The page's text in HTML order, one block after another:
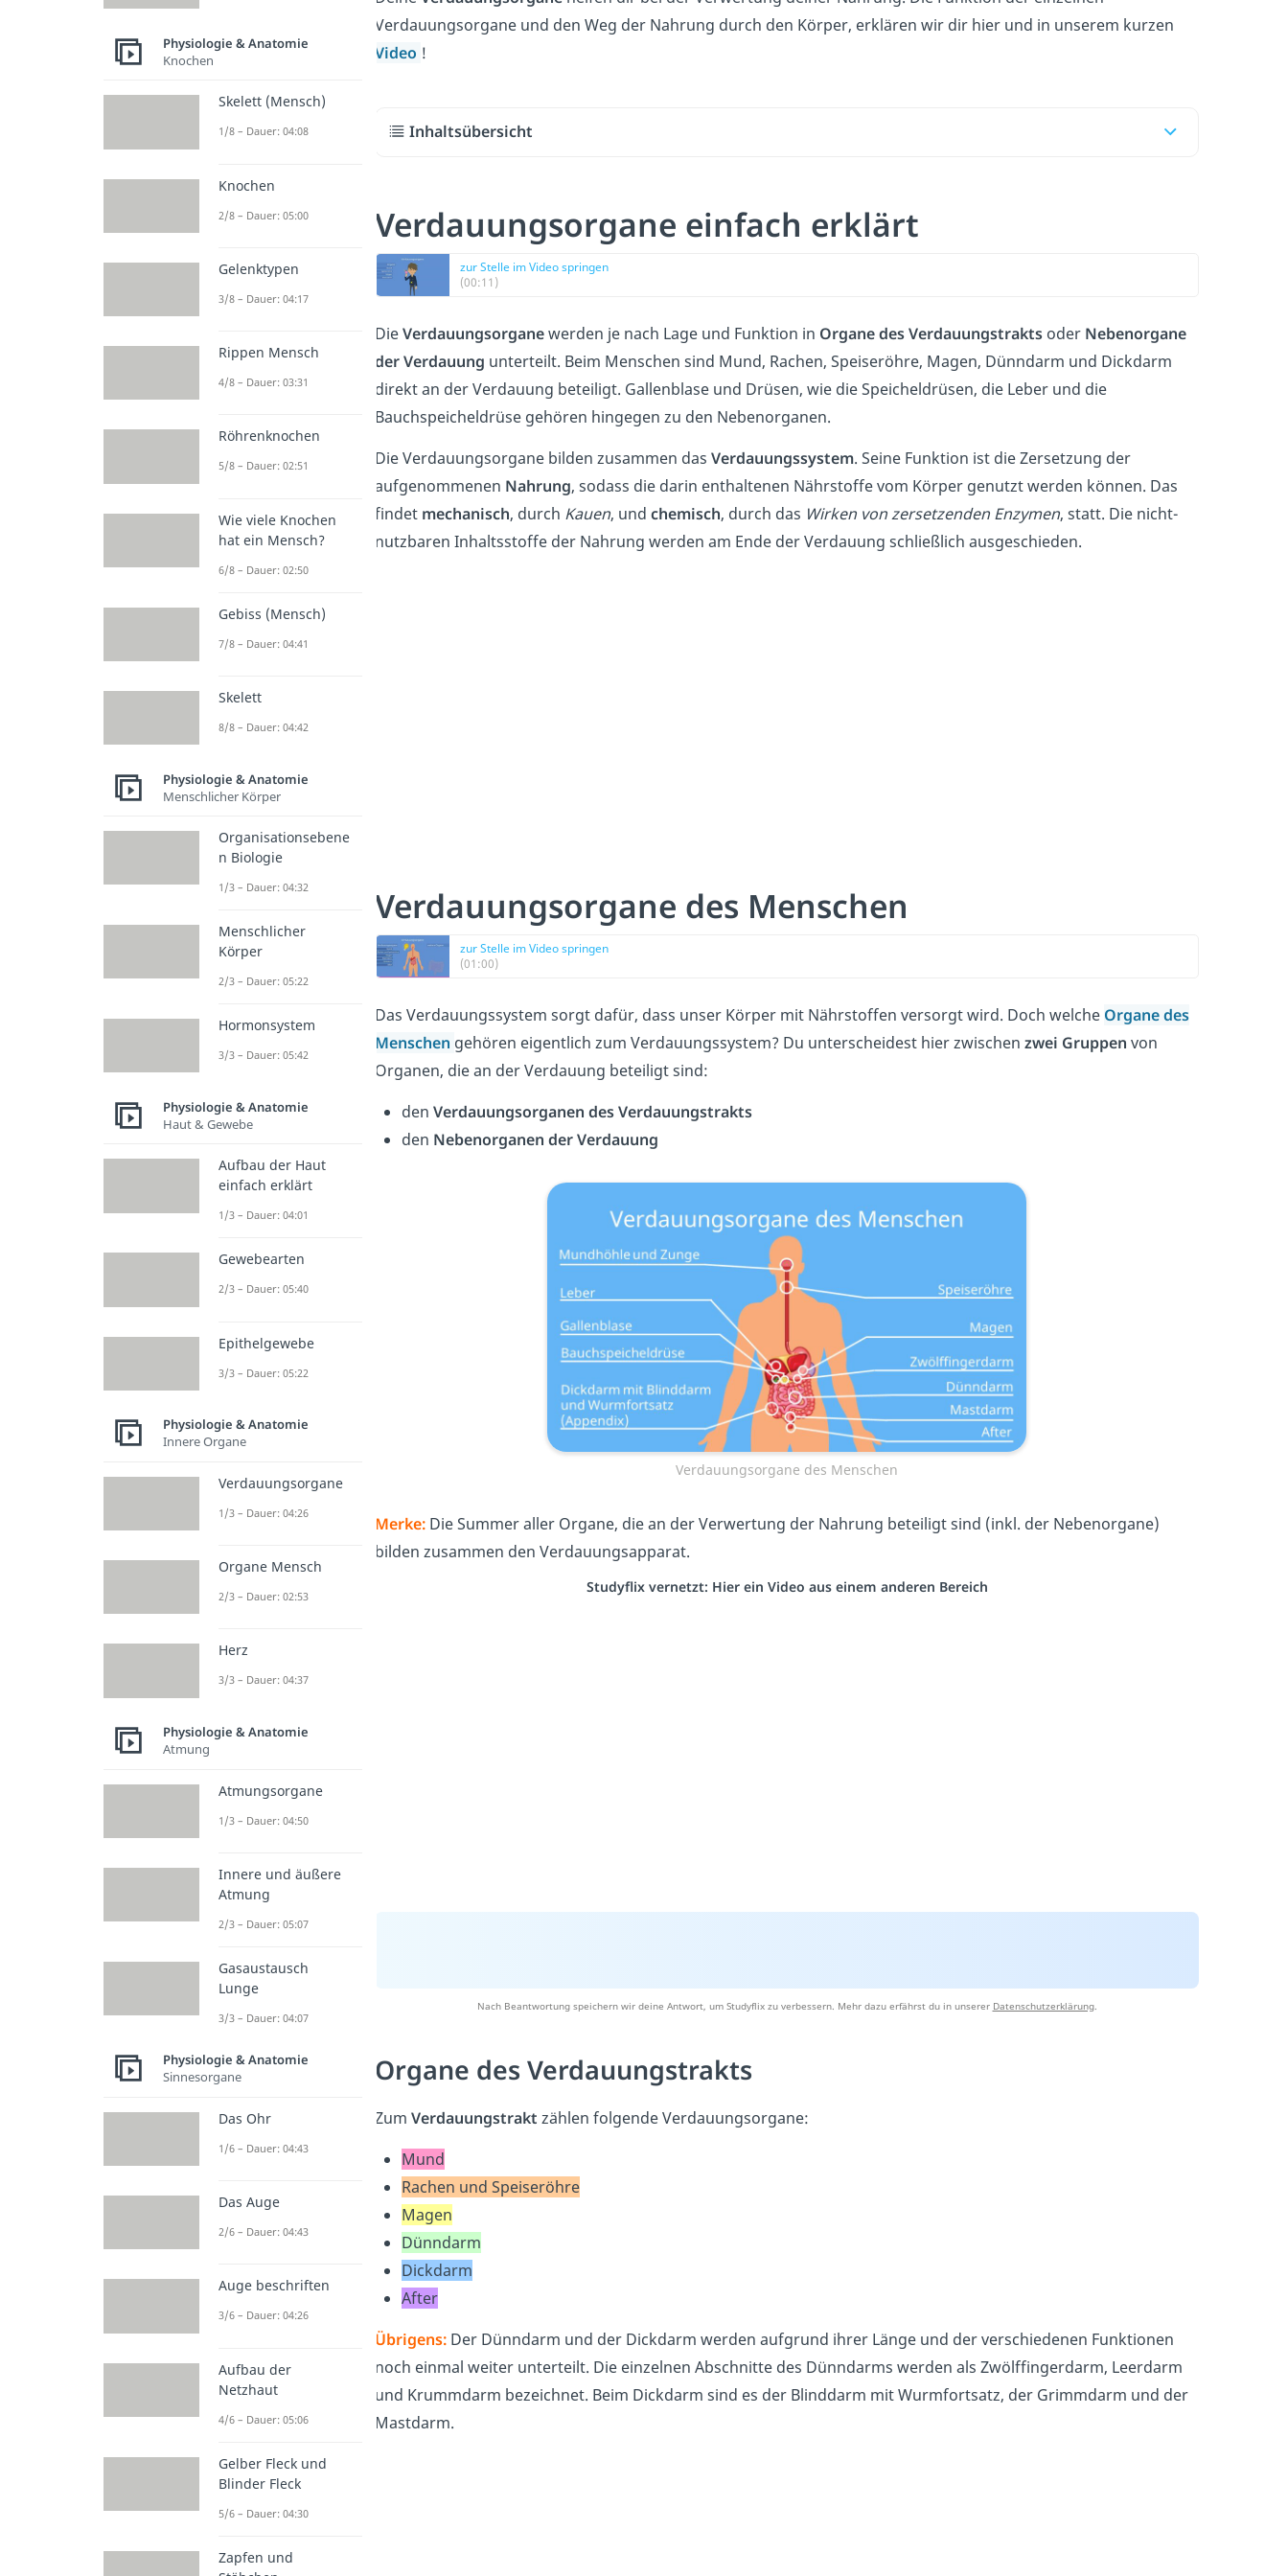
Verdauungsorgane und den Weg der Nahrung durch den Körper, erklären wir dir hier und in unserem kurzen
Video !
Inhaltsübersicht
Verdauungsorgane einfach erklärt
zur Stelle im Video springen
(00:11)
DieVerdauungsorganewerden je nach Lage und Funktion in Organe des Verdauungstrakts oder Nebenorgane
der Verdauung unterteilt. Beim Menschen sind Mund, Rachen, Speiseröhre, Magen, Dünndarm und Dickdarm
direkt an der Verdauung beteiligt. Gallenblase und Drüsen, wie die Speicheldrüsen, die Leber und die
Bauchspeicheldrüse gehören hingegen zu den Nebenorganen.
Die Verdauungsorgane bilden zusammen das Verdauungssystem. Seine Funktion ist die Zersetzung der
aufgenommenen Nahrung, sodass die darin enthaltenen Nährstoffe vom Körper genutzt werden können. Das
findet mechanisch, durch Kauen, und chemisch, durch das Wirken von zersetzenden Enzymen, statt. Die nicht-
nutzbaren Inhaltsstoffe der Nahrung werden am Ende der Verdauung schließlich ausgeschieden.
Verdauungsorgane des Menschen
zur Stelle im Video springen
(01:00)
Das Verdauungssystem sorgt dafür, dass unser Körper mit Nährstoffen versorgt wird. Doch welche Organe des
Menschen gehören eigentlich zum Verdauungssystem? Du unterscheidest hier zwischen zwei Gruppen von
Organen, die an der Verdauung beteiligt sind:
den Verdauungsorganen des Verdauungstrakts
den Nebenorganen der Verdauung
Verdauungsorgane des Menschen
Merke: Die Summer aller Organe, die an der Verwertung der Nahrung beteiligt sind (inkl. der Nebenorgane)
bilden zusammen den Verdauungsapparat.
Studyflix vernetzt: Hier ein Video aus einem anderen Bereich
Nach Beantwortung speichern wir deine Antwort, um Studyflix zu verbessern. Mehr dazu erfährst du in unserer Datenschutzerklärung.
Organe des Verdauungstrakts
Zum Verdauungstrakt zählen folgende Verdauungsorgane:
Mund
Rachen und Speiseröhre
Magen
Dünndarm
Dickdarm
After
Übrigens: Der Dünndarm und der Dickdarm werden aufgrund ihrer Länge und der verschiedenen Funktionen
noch einmal weiter unterteilt. Die einzelnen Abschnitte des Dünndarms werden als Zwölffingerdarm, Leerdarm
und Krummdarm bezeichnet. Beim Dickdarm sind es der Blinddarm mit Wurmfortsatz, der Grimmdarm und der
Mastdarm.
Physiologie & Anatomie
Knochen
Skelett (Mensch)
1/8 – Dauer: 04:08
Knochen
2/8 – Dauer: 05:00
Gelenktypen
3/8 – Dauer: 04:17
Rippen Mensch
4/8 – Dauer: 03:31
Röhrenknochen
5/8 – Dauer: 02:51
Wie viele Knochen
hat ein Mensch?
6/8 – Dauer: 02:50
Gebiss (Mensch)
7/8 – Dauer: 04:41
Skelett
8/8 – Dauer: 04:42
Physiologie & Anatomie
Menschlicher Körper
Organisationsebene
n Biologie
1/3 – Dauer: 04:32
Menschlicher
Körper
2/3 – Dauer: 05:22
Hormonsystem
3/3 – Dauer: 05:42
Physiologie & Anatomie
Haut & Gewebe
Aufbau der Haut
einfach erklärt
1/3 – Dauer: 04:01
Gewebearten
2/3 – Dauer: 05:40
Epithelgewebe
3/3 – Dauer: 05:22
Physiologie & Anatomie
Innere Organe
Verdauungsorgane
1/3 – Dauer: 04:26
Organe Mensch
2/3 – Dauer: 02:53
Herz
3/3 – Dauer: 04:37
Physiologie & Anatomie
Atmung
Atmungsorgane
1/3 – Dauer: 04:50
Innere und äußere
Atmung
2/3 – Dauer: 05:07
Gasaustausch
Lunge
3/3 – Dauer: 04:07
Physiologie & Anatomie
Sinnesorgane
Das Ohr
1/6 – Dauer: 04:43
Das Auge
2/6 – Dauer: 04:43
Auge beschriften
3/6 – Dauer: 04:26
Aufbau der
Netzhaut
4/6 – Dauer: 05:06
Gelber Fleck und
Blinder Fleck
5/6 – Dauer: 04:30
Zapfen und